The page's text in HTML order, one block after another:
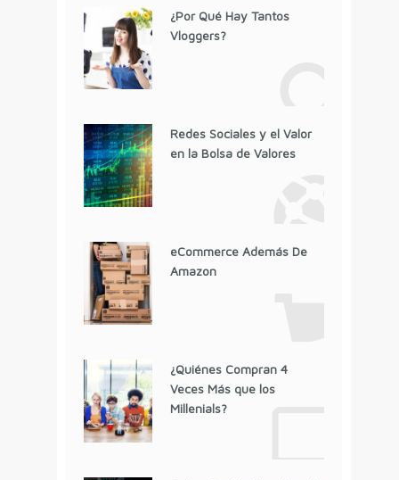
¿Por Qué Hay Tantos
Vloggers?
Redes Sociales y el Valor
en la Bolsa de Valores
eCommerce Además De
Amazon
¿Quiénes Compran 4
Veces Más que los
Millenials?